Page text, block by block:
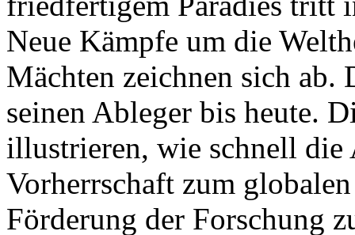
Neue Kämpfe um die
Mächten zeichnen sich
seinen Ableger bis heute.
illustrieren, wie schnell die
Vorherrschaft zum
Förderung der Forschung